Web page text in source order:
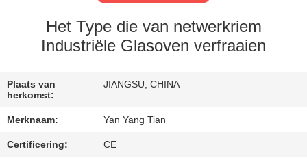
FABRIEKSTOCHT
NIEUWS
GEVALLEN
Het Type die van netwerkriem
Industriële Glasoven verfraaien
Plaats van
herkomst:
JIANGSU, CHINA
Merknaam: Yan Yang Tian
Certificering: CE